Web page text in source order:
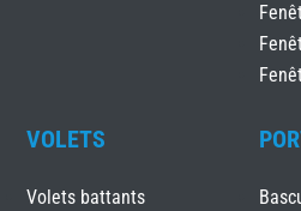
VOLETS
Volets battants